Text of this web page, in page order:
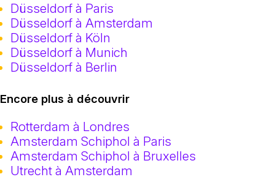
Düsseldorf à Paris
Düsseldorf à Amsterdam
Düsseldorf à Köln
Düsseldorf à Munich
Düsseldorf à Berlin
Encore plus à découvrir
Rotterdam à Londres
Amsterdam Schiphol à Paris
Amsterdam Schiphol à Bruxelles
Utrecht à Amsterdam